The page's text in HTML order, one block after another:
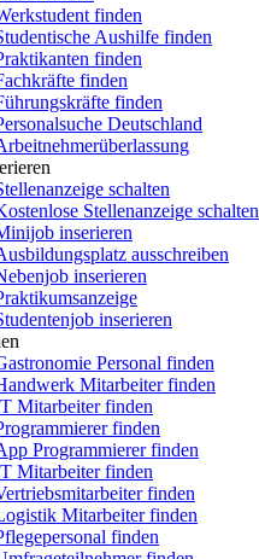
finden
Aushilfe finden
finden
finden
finden
Deutschland
schalten
Stellenanzeige schalten
inserieren
ausschreiben
inserieren
inserieren
Personal finden
Mitarbeiter finden
Mitarbeiter finden
finden
Programmierer finden
Mitarbeiter finden
finden
Mitarbeiter finden
finden